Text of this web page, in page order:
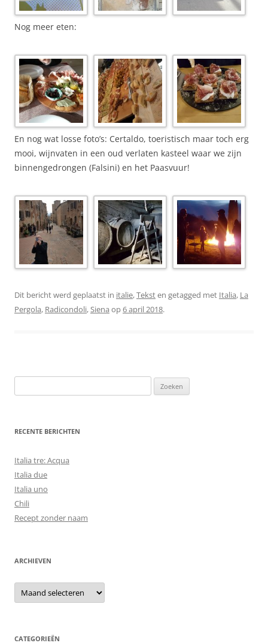
Nog meer eten:
En nog wat losse foto’s: Certaldo, toeristisch maar toch erg
mooi, wijnvaten in een oud verlaten kasteel waar we zijn
binnengedrongen (Falsini) en het Paasvuur!
Dit bericht werd geplaatst in italie,Teksten getagged met Italia, La
Pergola, Radicondoli,Siena op6 april 2018.
naar:
RECENTE BERICHTEN
Italia tre: Acqua
Italia due
Italia uno
Chili
Recept zonder naam
ARCHIEVEN
Archieven
CATEGORIEËN